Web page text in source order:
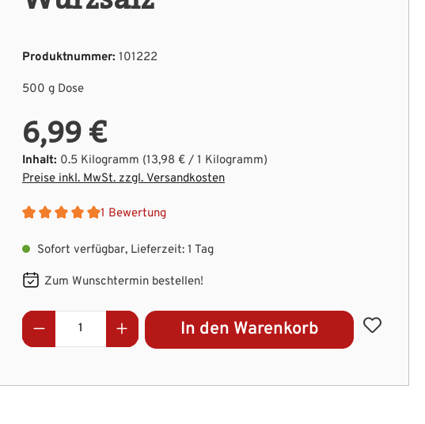
Produktnummer: 101222
500 g Dose
6,99 €
Inhalt: 0.5 Kilogramm (13,98 € / 1 Kilogramm)
Preise inkl. MwSt. zzgl. Versandkosten
1 Bewertung
Sofort verfügbar, Lieferzeit: 1 Tag
Zum Wunschtermin bestellen!
Produkt Anzahl: Gib den gewünschten Wert
In den Warenkorb